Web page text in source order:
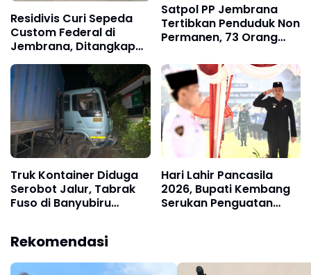
Residivis Curi Sepeda
Custom Federal di
Jembrana, Ditangkap
Polisi Kurang dari Sehari
Satpol PP Jembrana
Tertibkan Penduduk Non
Permanen, 73 Orang
Negara
Truk Kontainer Diduga
Serobot Jalur, Tabrak
Fuso di Banyubiru
Hari Lahir Pancasila
2026, Bupati Kembang
Serukan Penguatan
Rekomendasi